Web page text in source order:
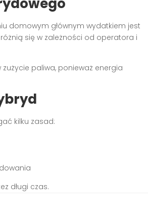
domowym głównym wydatkiem jest
się w zależności od operatora i
paliwa, ponieważ energia
kilku zasad:
długi czas.